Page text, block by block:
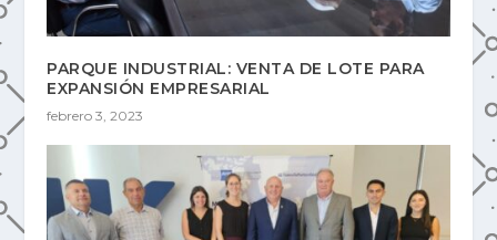
PARQUE INDUSTRIAL: VENTA DE LOTE PARA
EXPANSIÓN EMPRESARIAL
febrero 3, 2023